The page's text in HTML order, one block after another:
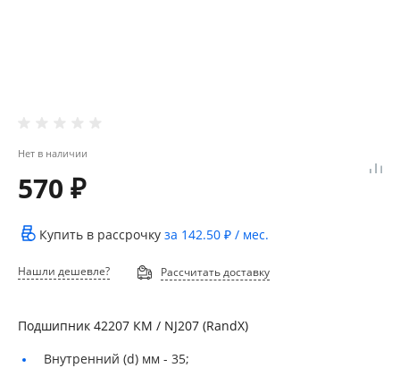
Нет в наличии
570 ₽
Купить в рассрочку за 142.50 ₽ / мес.
Нашли дешевле? Рассчитать доставку
Подшипник 42207 КМ / NJ207 (RandX)
Внутренний (d) мм - 35;